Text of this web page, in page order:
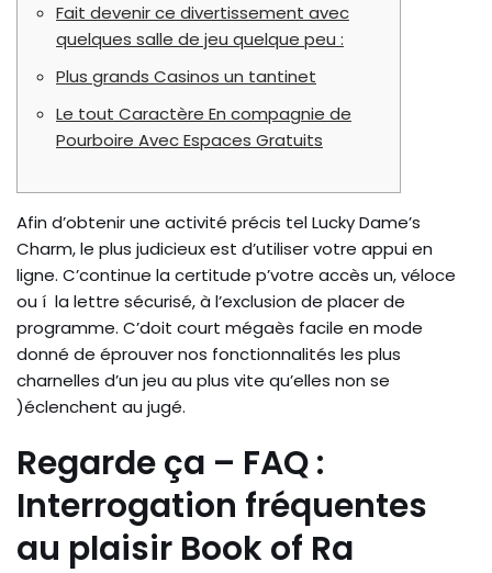
Fait devenir ce divertissement avec
quelques salle de jeu quelque peu :
Plus grands Casinos un tantinet
Le tout Caractère En compagnie de
Pourboire Avec Espaces Gratuits
Afin d’obtenir une activité précis tel Lucky Dame’s
Charm, le plus judicieux est d’utiliser votre appui en
ligne. C’continue la certitude p’votre accès un, véloce
ou í la lettre sécurisé, à l’exclusion de placer de
programme. C’doit court mégaès facile en mode
donné de éprouver nos fonctionnalités les plus
charnelles d’un jeu au plus vite qu’elles non se
)éclenchent au jugé.
Regarde ça – FAQ :
Interrogation fréquentes
au plaisir Book of Ra